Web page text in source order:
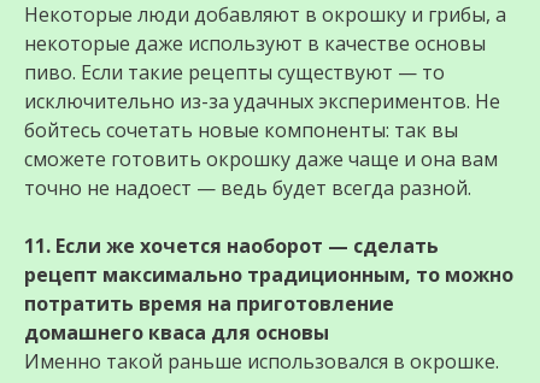
Некоторые люди добавляют в окрошку и грибы, а
некоторые даже используют в качестве основы
пиво. Если такие рецепты существуют — то
исключительно из-за удачных экспериментов. Не
бойтесь сочетать новые компоненты: так вы
сможете готовить окрошку даже чаще и она вам
точно не надоест — ведь будет всегда разной.
11. Если же хочется наоборот — сделать
рецепт максимально традиционным, то можно
потратить время на приготовление
домашнего кваса для основы
Именно такой раньше использовался в окрошке.